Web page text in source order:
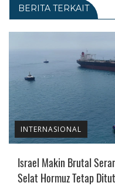
BERITA TERKAIT
INTERNASIONAL
Israel Makin Brutal
Selat Hormuz Tetap